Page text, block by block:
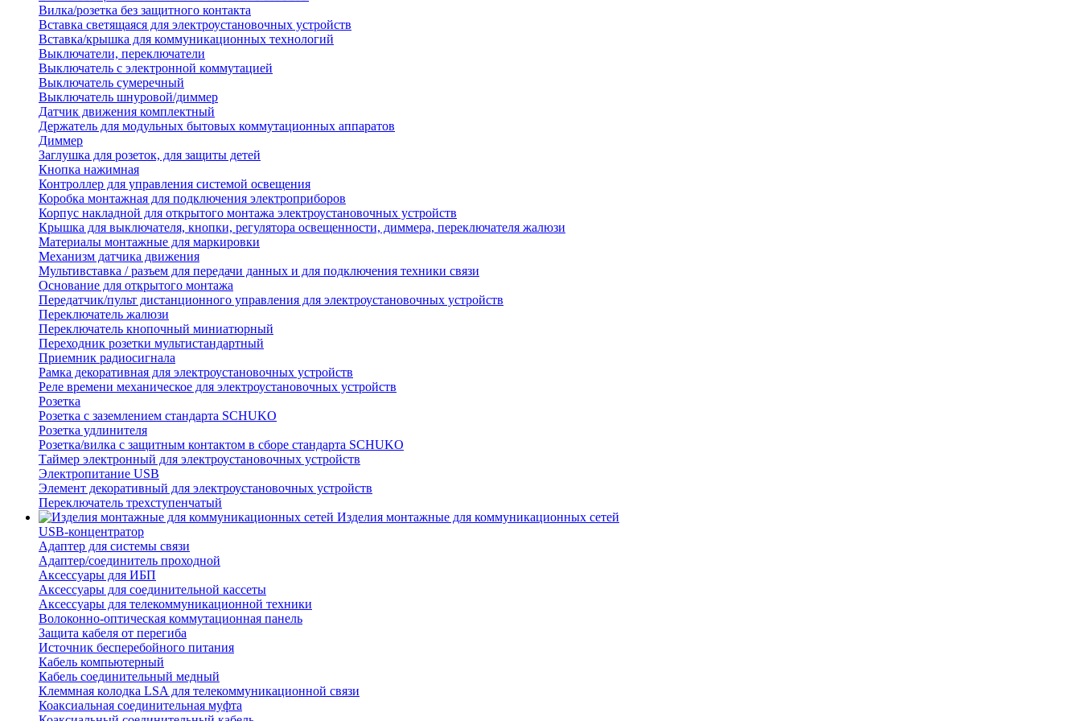
Вилка/розетка без защитного контакта
Вставка светящаяся для электроустановочных устройств
Вставка/крышка для коммуникационных технологий
Выключатели, переключатели
Выключатель с электронной коммутацией
Выключатель сумеречный
Выключатель шнуровой/диммер
Датчик движения комплектный
Держатель для модульных бытовых коммутационных аппаратов
Диммер
Заглушка для розеток, для защиты детей
Кнопка нажимная
Контроллер для управления системой освещения
Коробка монтажная для подключения электроприборов
Корпус накладной для открытого монтажа электроустановочных устройств
Крышка для выключателя, кнопки, регулятора освещенности, диммера, переключателя жалюзи
Материалы монтажные для маркировки
Механизм датчика движения
Мультивставка / разъем для передачи данных и для подключения техники связи
Основание для открытого монтажа
Передатчик/пульт дистанционного управления для электроустановочных устройств
Переключатель жалюзи
Переключатель кнопочный миниатюрный
Переходник розетки мультистандартный
Приемник радиосигнала
Рамка декоративная для электроустановочных устройств
Реле времени механическое для электроустановочных устройств
Розетка
Розетка с заземлением стандарта SCHUKO
Розетка удлинителя
Розетка/вилка с защитным контактом в сборе стандарта SCHUKO
Таймер электронный для электроустановочных устройств
Электропитание USB
Элемент декоративный для электроустановочных устройств
Переключатель трехступенчатый
Изделия монтажные для коммуникационных сетей
USB-концентратор
Адаптер для системы связи
Адаптер/соединитель проходной
Аксессуары для ИБП
Аксессуары для соединительной кассеты
Аксессуары для телекоммуникационной техники
Волоконно-оптическая коммутационная панель
Защита кабеля от перегиба
Источник бесперебойного питания
Кабель компьютерный
Кабель соединительный медный
Клеммная колодка LSA для телекоммуникационной связи
Коаксиальная соединительная муфта